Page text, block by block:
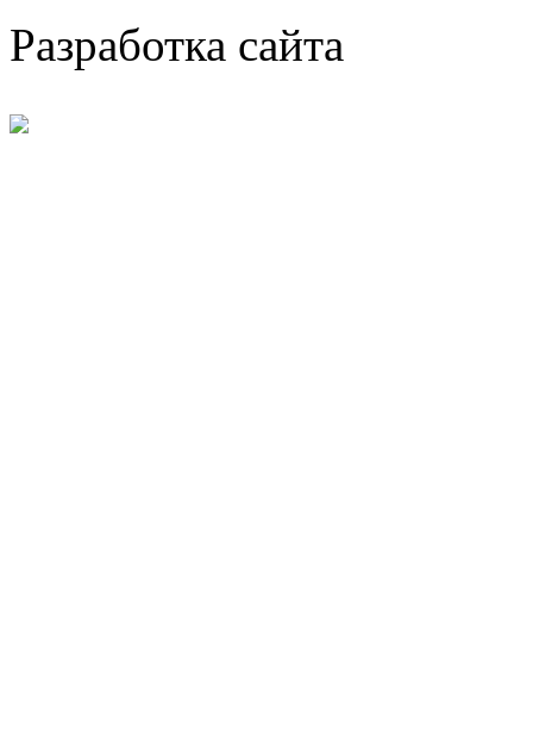
Разработка сайта